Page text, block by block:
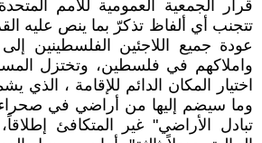
تتجنب أي ألفاظ تذكرّ بما ينص عليه
عودة جميع اللاجئين الفلسطينين
واملاكهم في فلسطين، وتختزل
اختيار المكان الدائم للإقامة ،
وما سيضم إليها من أراضي في
تبادل الأراضي" غير المتكافئ